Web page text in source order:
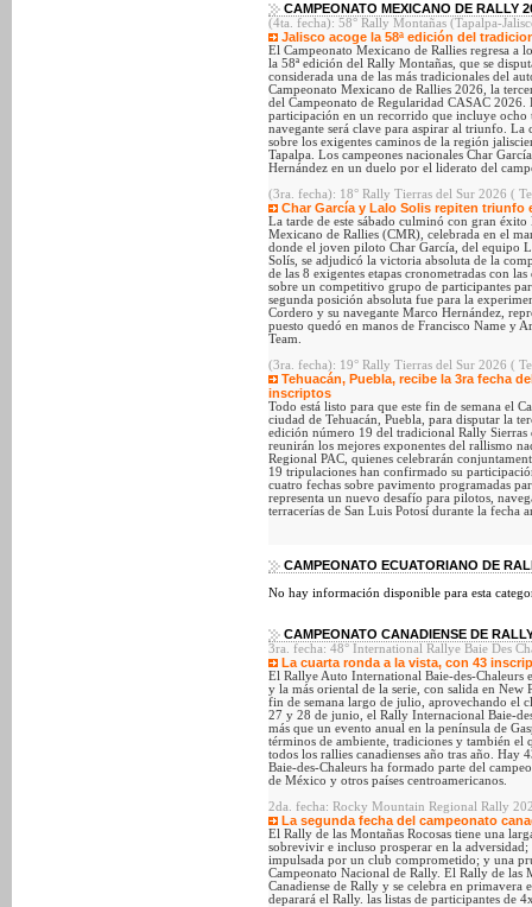
CAMPEONATO MEXICANO DE RALLY
(4ta. fecha): 58° Rally Montañas (Tapalpa-
Jalisco acoge la 58ª edición del
El Campeonato Mexicano de Rallies regresa a
la 58ª edición del Rally Montañas, que se
considerada una de las más tradicionales del
Campeonato Mexicano de Rallies 2026, la
del Campeonato de Regularidad CASAC
participación en un recorrido que incluye
navegante será clave para aspirar al triunfo.
sobre los exigentes caminos de la región
Tapalpa. Los campeones nacionales Char
Hernández en un duelo por el liderato del
(3ra. fecha): 18° Rally Tierras del Sur 2026 (
Char García y Lalo Solis repiten triunfo
La tarde de este sábado culminó con gran
Mexicano de Rallies (CMR), celebrada en el
donde el joven piloto Char García, del equipo
Solís, se adjudicó la victoria absoluta de la
de las 8 exigentes etapas cronometradas con
sobre un competitivo grupo de participantes
segunda posición absoluta fue para la
Cordero y su navegante Marco Hernández,
puesto quedó en manos de Francisco Name y
Team.
(3ra. fecha): 19° Rally Tierras del Sur 2026 (
Tehuacán, Puebla, recibe la 3ra fecha
inscriptos
Todo está listo para que este fin de semana el
ciudad de Tehuacán, Puebla, para disputar la
edición número 19 del tradicional Rally Sierras
reunirán los mejores exponentes del rallismo
Regional PAC, quienes celebrarán
19 tripulaciones han confirmado su
cuatro fechas sobre pavimento programadas
representa un nuevo desafío para pilotos,
terracerías de San Luis Potosí durante la fecha
CAMPEONATO ECUATORIANO DE
No hay información disponible para esta
CAMPEONATO CANADIENSE DE
3ra. fecha: 48° International Rallye Baie Des
La cuarta ronda a la vista, con 43
El Rallye Auto International Baie-des-Chaleurs
y la más oriental de la serie, con salida en
fin de semana largo de julio, aprovechando el
27 y 28 de junio, el Rally Internacional Baie-
más que un evento anual en la península de
términos de ambiente, tradiciones y también el
todos los rallies canadienses año tras año. Hay
Baie-des-Chaleurs ha formado parte del
de México y otros países centroamericanos.
2da. fecha: Rocky Mountain Regional Rally
La segunda fecha del campeonato
El Rally de las Montañas Rocosas tiene una
sobrevivir e incluso prosperar en la
impulsada por un club comprometido; y una
Campeonato Nacional de Rally. El Rally de las
Canadiense de Rally y se celebra en primavera
deparará el Rally. las listas de participantes de